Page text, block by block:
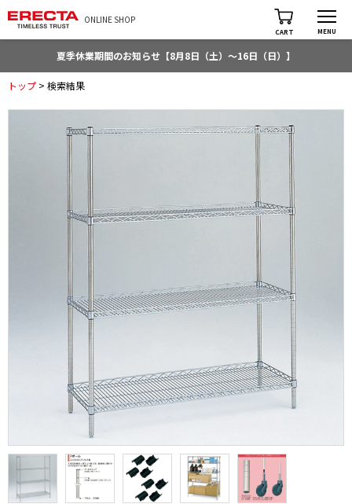
ONLINE SHOP
CART MENU
夏季休業期間のお知らせ【8月8日（土）～16日（日）】
トップ > 検索結果